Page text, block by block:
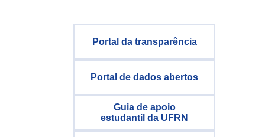
Portal da transparência
Portal de dados abertos
Guia de apoio
estudantil da UFRN